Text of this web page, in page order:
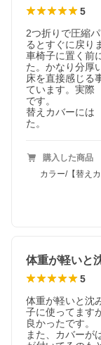
5
2つ折りで圧縮
るとすぐに戻り
車椅子に置く前
た。かなり分厚
床を直接感じる
ています。実際
です。
替えカバーには
た。
購入した商品
カラー/【替え
5
体重が軽いと沈
子に使ってます
良かったです。
また、カバーが